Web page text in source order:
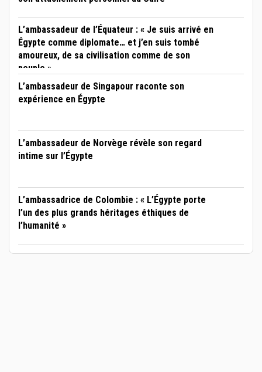
L’ambassadeur de l’Équateur : « Je suis arrivé en
Égypte comme diplomate… et j’en suis tombé
amoureux, de sa civilisation comme de son
peuple »
L’ambassadeur de Singapour raconte son
expérience en Égypte
L’ambassadeur de Norvège révèle son regard
intime sur l’Égypte
L’ambassadrice de Colombie : « L’Égypte porte
l’un des plus grands héritages éthiques de
l’humanité »